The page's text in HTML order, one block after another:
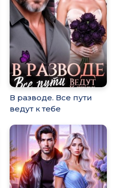
В разводе. Все пути
ведут к тебе